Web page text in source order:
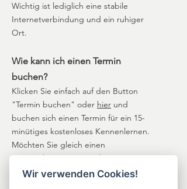
Wichtig ist lediglich eine stabile
Internetverbindung und ein ruhiger
Ort.
Wie kann ich einen Termin
buchen?
Klicken Sie einfach auf den Button
"Termin buchen" oder hier und
buchen sich einen Termin für ein 15-
minütiges kostenloses Kennenlernen.
Möchten Sie gleich einen
Gesprächstermin vereinbaren,
schreiben Sie mir über das
Wir verwenden Cookies!